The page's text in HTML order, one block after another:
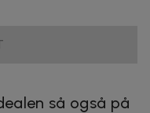
så også på